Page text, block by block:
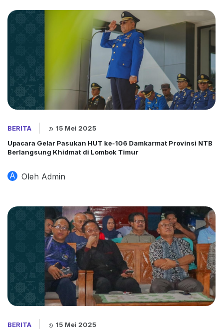
BERITA
15 Mei 2025
Upacara Gelar Pasukan HUT ke-106 Damkarmat Provinsi NTB
Berlangsung Khidmat di Lombok Timur
A Oleh Admin
BERITA
15 Mei 2025